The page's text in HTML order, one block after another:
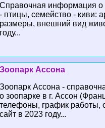
Справочная информация о
- птицы, семейство - киви:
размеры, внешний вид
году...
Зоопарк Ассона
Зоопарк Ассона -
о зоопарке в г. Ассон
телефоны, график работы,
сайт в 2023 году...